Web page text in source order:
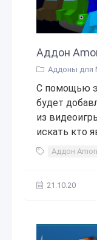
Аддон
Аддоны для
С помощью
будет
из
искать кто
Аддон
21.10.20